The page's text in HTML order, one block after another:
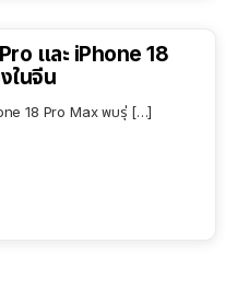
และ iPhone 18
ในจีน
18 Pro Max พบรุ่ […]